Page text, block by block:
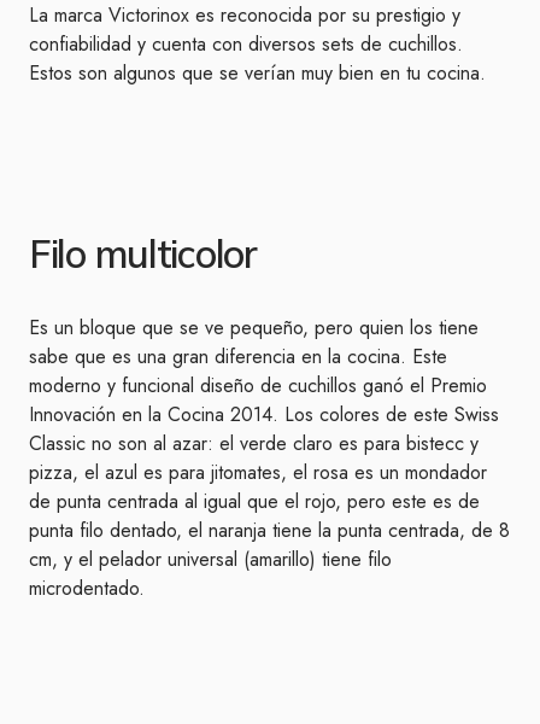
La marca Victorinox es reconocida por su prestigio y
confiabilidad y cuenta con diversos sets de cuchillos.
Estos son algunos que se verían muy bien en tu cocina.
Filo multicolor
Es un bloque que se ve pequeño, pero quien los tiene
sabe que es una gran diferencia en la cocina. Este
moderno y funcional diseño de cuchillos ganó el Premio
Innovación en la Cocina 2014. Los colores de este Swiss
Classic no son al azar: el verde claro es para bistecc y
pizza, el azul es para jitomates, el rosa es un mondador
de punta centrada al igual que el rojo, pero este es de
punta filo dentado, el naranja tiene la punta centrada, de 8
cm, y el pelador universal (amarillo) tiene filo
microdentado.